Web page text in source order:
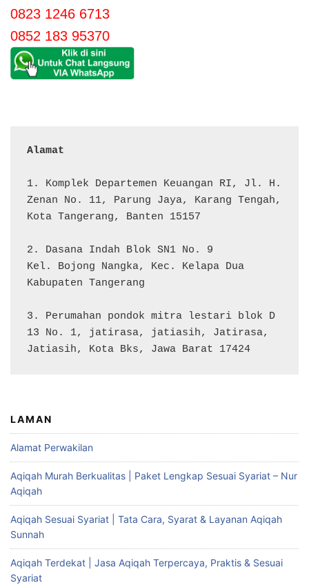
0823 1246 6713
0852 183 95370
Alamat
1. Komplek Departemen Keuangan RI, Jl. H.
Zenan No. 11, Parung Jaya, Karang Tengah,
Kota Tangerang, Banten 15157
2. Dasana Indah Blok SN1 No. 9
Kel. Bojong Nangka, Kec. Kelapa Dua
Kabupaten Tangerang
3. Perumahan pondok mitra lestari blok D
13 No. 1, jatirasa, jatiasih, Jatirasa,
Jatiasih, Kota Bks, Jawa Barat 17424
LAMAN
Alamat Perwakilan
Aqiqah Murah Berkualitas | Paket Lengkap Sesuai Syariat – Nur
Aqiqah
Aqiqah Sesuai Syariat | Tata Cara, Syarat & Layanan Aqiqah
Sunnah
Aqiqah Terdekat | Jasa Aqiqah Terpercaya, Praktis & Sesuai
Syariat